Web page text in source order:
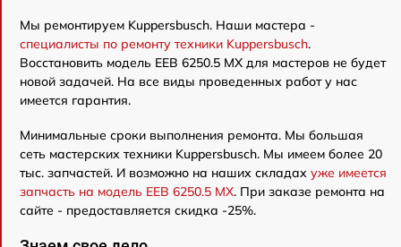
Мы ремонтируем Kuppersbusch. Наши мастера -
специалисты по ремонту техники Kuppersbusch.
Восстановить модель EEB 6250.5 MX для мастеров не будет
новой задачей. На все виды проведенных работ у нас
имеется гарантия.
Минимальные сроки выполнения ремонта. Мы большая
сеть мастерских техники Kuppersbusch. Мы имеем более 20
тыс. запчастей. И возможно на наших складах уже имеется
запчасть на модель EEB 6250.5 MX. При заказе ремонта на
сайте - предоставляется скидка -25%.